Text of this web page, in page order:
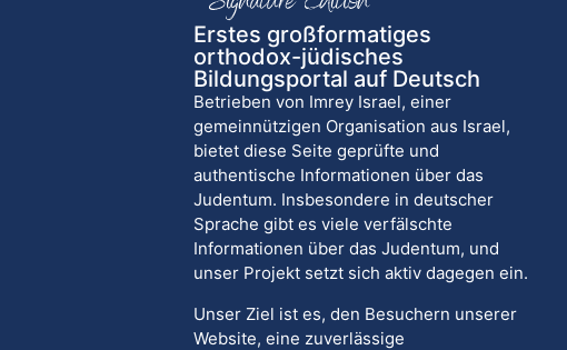
Erstes großformatiges
orthodox-jüdisches
Bildungsportal auf Deutsch
Betrieben von Imrey Israel, einer
gemeinnützigen Organisation aus Israel,
bietet diese Seite geprüfte und
authentische Informationen über das
Judentum. Insbesondere in deutscher
Sprache gibt es viele verfälschte
Informationen über das Judentum, und
unser Projekt setzt sich aktiv dagegen ein.
Unser Ziel ist es, den Besuchern unserer
Website, eine zuverlässige